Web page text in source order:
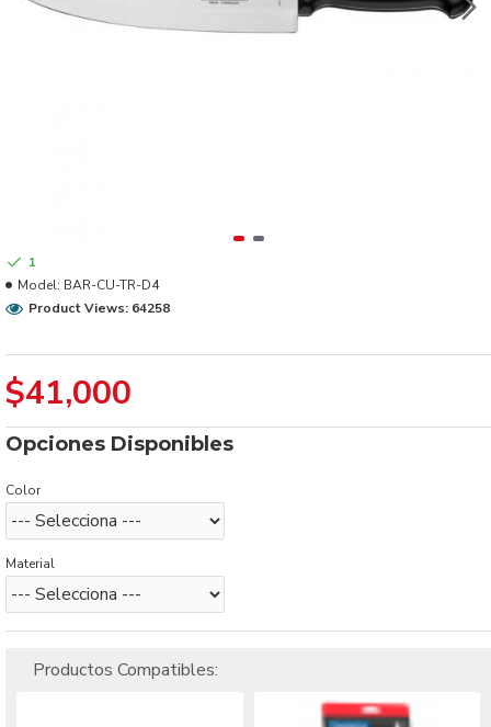
$41,000
1
Model: BAR-CU-TR-D4
Product Views: 64258
Opciones Disponibles
Color
Material
Productos Compatibles: